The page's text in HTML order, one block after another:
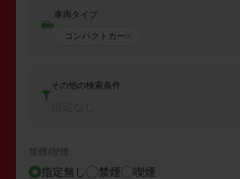
車両タイプ
コンパクトカー
その他の検索条件
禁煙/喫煙
指定無し 禁煙 喫煙